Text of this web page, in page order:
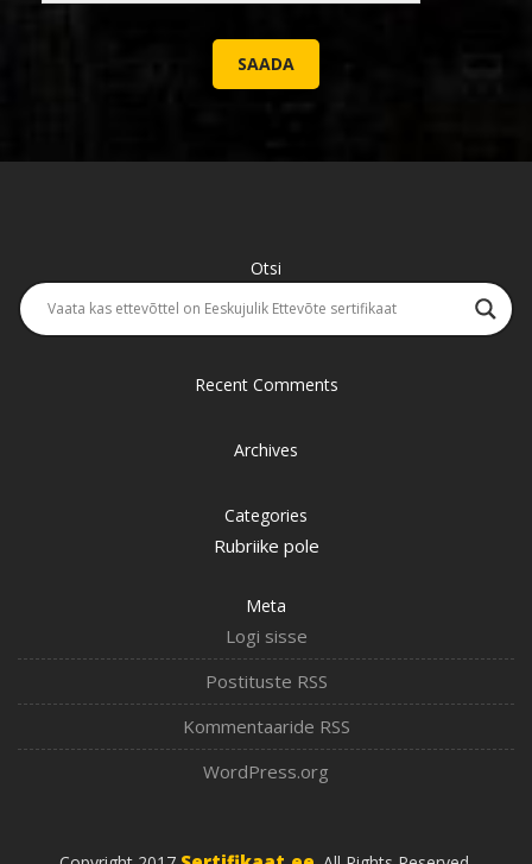
Otsi
Recent Comments
Archives
Categories
Rubriike pole
Meta
Logi sisse
Postituste RSS
Kommentaaride RSS
WordPress.org